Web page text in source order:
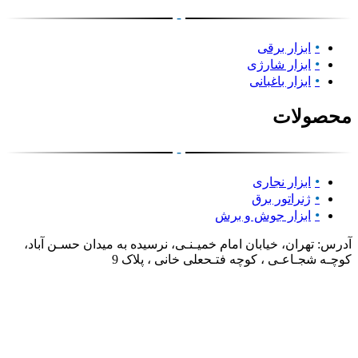
-
ابزار برقی
ابزار شارژی
ابزار باغبانی
محصولات
-
ابزار نجاری
ژنراتور برق
ابزار جوش و برش
آدرس: تهران، خیابان امام خمیـنـی، نرسیده به میدان حسـن آباد،
کوچـه شجـاعـی ، کوچه فتـحعلی خانی ، پلاک 9